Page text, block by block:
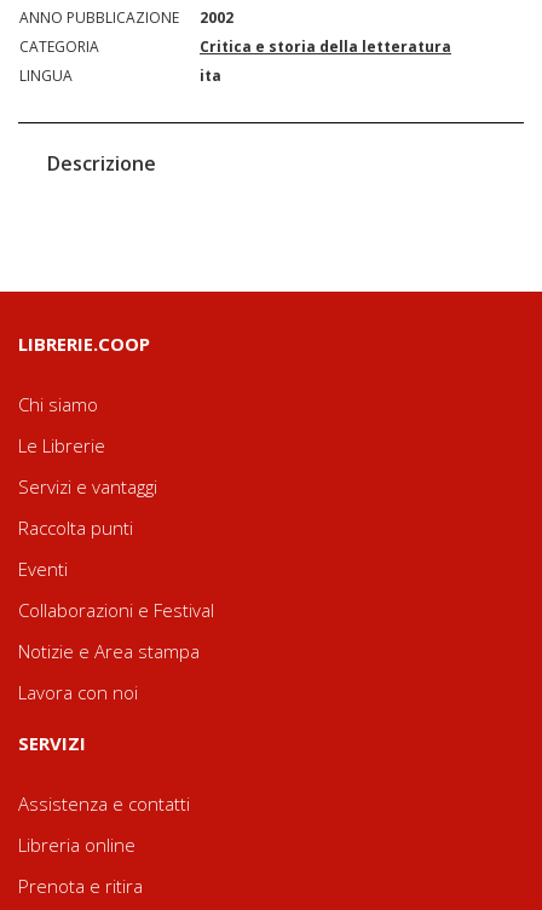
ANNO PUBBLICAZIONE
2002
CATEGORIA
Critica e storia della letteratura
LINGUA
ita
Descrizione
LIBRERIE.COOP
Chi siamo
Le Librerie
Servizi e vantaggi
Raccolta punti
Eventi
Collaborazioni e Festival
Notizie e Area stampa
Lavora con noi
SERVIZI
Assistenza e contatti
Libreria online
Prenota e ritira